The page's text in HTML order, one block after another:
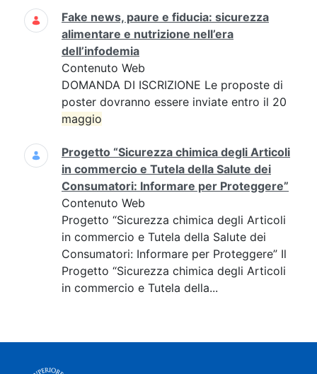
Ricerca
Fake news, paure e fiducia: sicurezza
alimentare e nutrizione nell’era
dell’infodemia
Contenuto Web
DOMANDA DI ISCRIZIONE Le proposte di
poster dovranno essere inviate entro il 20
maggio
Progetto “Sicurezza chimica degli Articoli
in commercio e Tutela della Salute dei
Consumatori: Informare per Proteggere”
Contenuto Web
Progetto “Sicurezza chimica degli Articoli
in commercio e Tutela della Salute dei
Consumatori: Informare per Proteggere” Il
Progetto “Sicurezza chimica degli Articoli
in commercio e Tutela della...